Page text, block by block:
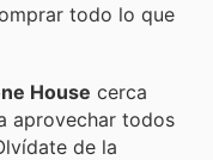
todo lo que
House cerca
aprovechar todos
de la